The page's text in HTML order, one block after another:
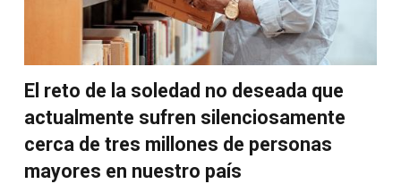
El reto de la soledad no deseada que
actualmente sufren silenciosamente
cerca de tres millones de personas
mayores en nuestro país